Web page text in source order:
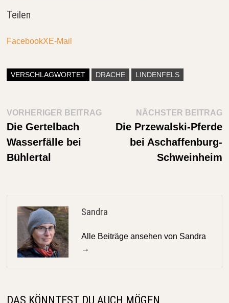
Teilen
FacebookXE-Mail
VERSCHLAGWORTET DRACHE LINDENFELS
Beitragsnavigation
VORHERIGER BEITRAGVorheriger
Beitrag:
Die Gertelbach
Wasserfälle bei
Bühlertal
NÄCHSTER BEITRAG
Die Przewalski-Pferde
bei Aschaffenburg-
Schweinheim
Sandra
Alle Beiträge ansehen von Sandra
→
DAS KÖNNTEST DU AUCH MÖGEN